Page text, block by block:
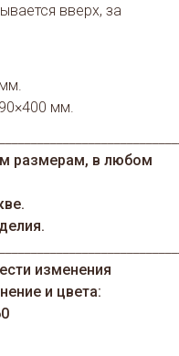
вверх, за
мм.
размерам, в любом
изменения
и цвета: